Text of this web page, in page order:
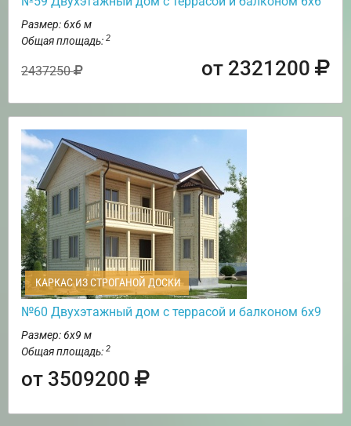
Размер: 6х6 м
Общая площадь: 2
2437250 от 2321200
КАРКАС ИЗ СТРОГАНОЙ ДОСКИ
№60 Двухэтажный дом с террасой и балконом 6х9
Размер: 6х9 м
Общая площадь: 2
от 3509200